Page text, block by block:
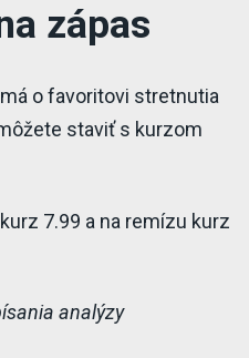
zápas
o favoritovi stretnutia
staviť s kurzom
7.99 a na remízu kurz
analýzy